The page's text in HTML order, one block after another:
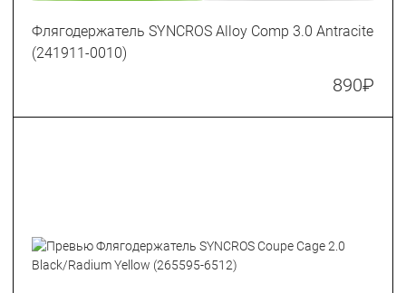
Флягодержатель SYNCROS Alloy Comp 3.0 Antracite
(241911-0010)
890₽